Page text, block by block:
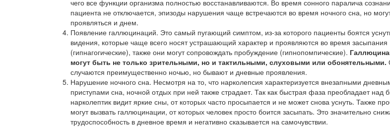
чего все функции организма полностью восстанавливаются. Во время сонного паралича
пациента не отключается, эпизоды нарушения чаще встречаются во время ночного сна, но
проявляться и днем.
Появление галлюцинаций. Это самый пугающий симптом, из-за которого пациенты боятся
видения, которые чаще всего носят устрашающий характер и проявляются во время засыпания
(гипнагогические), также они могут сопровождать пробуждение (гипнопомпические).
могут быть не только зрительными, но и тактильными, слуховыми или обонятельными.
случаются преимущественно ночью, но бывают и дневные проявления.
Нарушение ночного сна. Несмотря на то, что нарколепсия характеризуется внезапными
приступами сна, ночной отдых при ней также страдает. Так как быстрая фаза преобладает над
нарколептик видит яркие сны, от которых часто просыпается и не может снова уснуть. Также
могут вызвать галлюцинации, от которых человек просто боится засыпать. Это значительно
трудоспособность в дневное время и негативно сказывается на самочувствии.